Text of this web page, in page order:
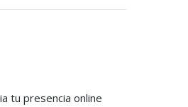
tu presencia online